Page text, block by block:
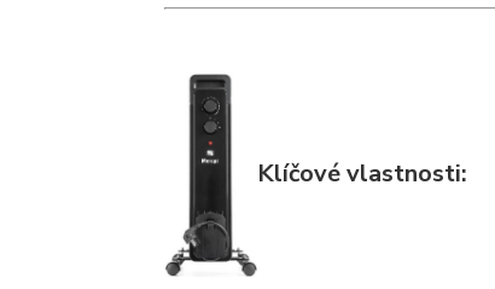
Klíčové vlastnosti: